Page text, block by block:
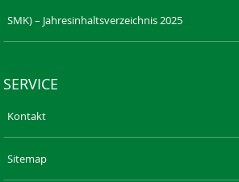
SMK) – Jahresinhaltsverzeichnis 2025
SERVICE
Kontakt
Sitemap